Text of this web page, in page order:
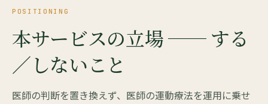
POSITIONING
本サービスの立場 ── する
／しないこと
医師の判断を置き換えず、医師の運動療法を運用に乗せ